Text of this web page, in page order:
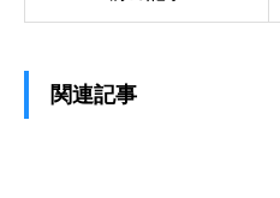
関連記事